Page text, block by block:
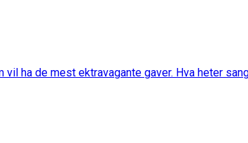
ha de mest ektravagante gaver. Hva heter